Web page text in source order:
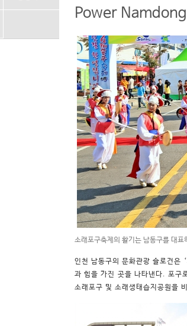
Power Namdong
소래포구축제의 활기는 남동구를 대표
인천 남동구의 문화관광 슬로건은
과 힘을 가진 곳을 나타낸다. 포구
소래포구 및 소래생태습지공원을